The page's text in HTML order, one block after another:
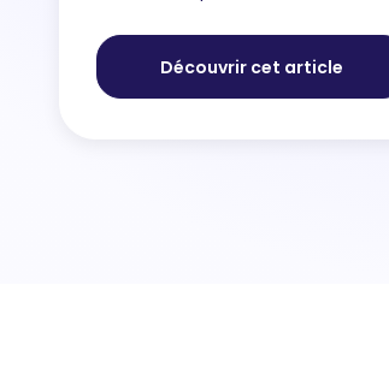
même, à savoir 10 jours à compter
de la signature de l’avan...
Découvrir cet article